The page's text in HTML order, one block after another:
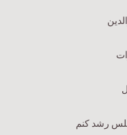
رشد کنم